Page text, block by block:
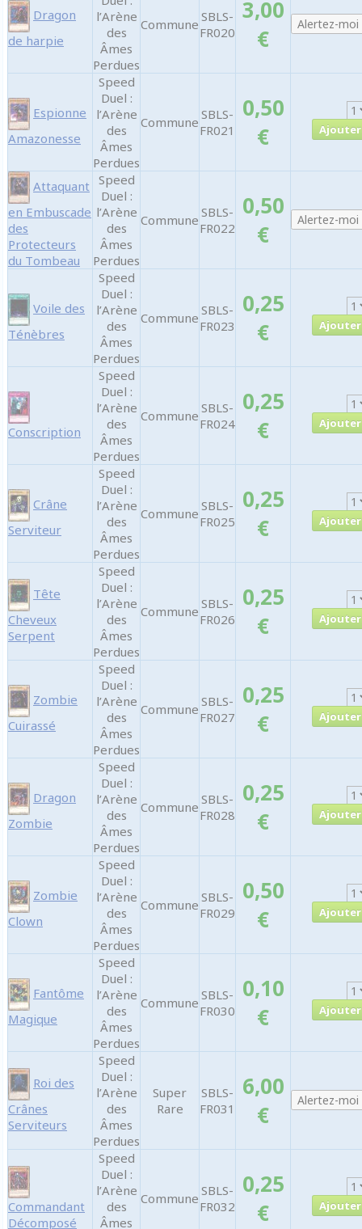
Dragon
de harpie
l’Arène
des
Âmes
Perdues
Commune SBLS-
FR020
3,00
€
Espionne
Amazonesse
Speed
Duel :
l’Arène
des
Âmes
Perdues
Commune SBLS-
FR021
0,50
€
Attaquant
en Embuscade
des
Protecteurs
du Tombeau
Speed
Duel :
l’Arène
des
Âmes
Perdues
Commune SBLS-
FR022
0,50
€
Voile des
Ténèbres
Speed
Duel :
l’Arène
des
Âmes
Perdues
Commune SBLS-
FR023
0,25
€
Conscription
Speed
Duel :
l’Arène
des
Âmes
Perdues
Commune SBLS-
FR024
0,25
€
Crâne
Serviteur
Speed
Duel :
l’Arène
des
Âmes
Perdues
Commune SBLS-
FR025
0,25
€
Tête
Cheveux
Serpent
Speed
Duel :
l’Arène
des
Âmes
Perdues
Commune SBLS-
FR026
0,25
€
Zombie
Cuirassé
Speed
Duel :
l’Arène
des
Âmes
Perdues
Commune SBLS-
FR027
0,25
€
Dragon
Zombie
Speed
Duel :
l’Arène
des
Âmes
Perdues
Commune SBLS-
FR028
0,25
€
Zombie
Clown
Speed
Duel :
l’Arène
des
Âmes
Perdues
Commune SBLS-
FR029
0,50
€
Fantôme
Magique
Speed
Duel :
l’Arène
des
Âmes
Perdues
Commune SBLS-
FR030
0,10
€
Roi des
Crânes
Serviteurs
Speed
Duel :
l’Arène
des
Âmes
Perdues
Super
Rare
SBLS-
FR031
6,00
€
Commandant
Décomposé
Speed
Duel :
l’Arène
des
Âmes
Commune SBLS-
FR032
0,25
€